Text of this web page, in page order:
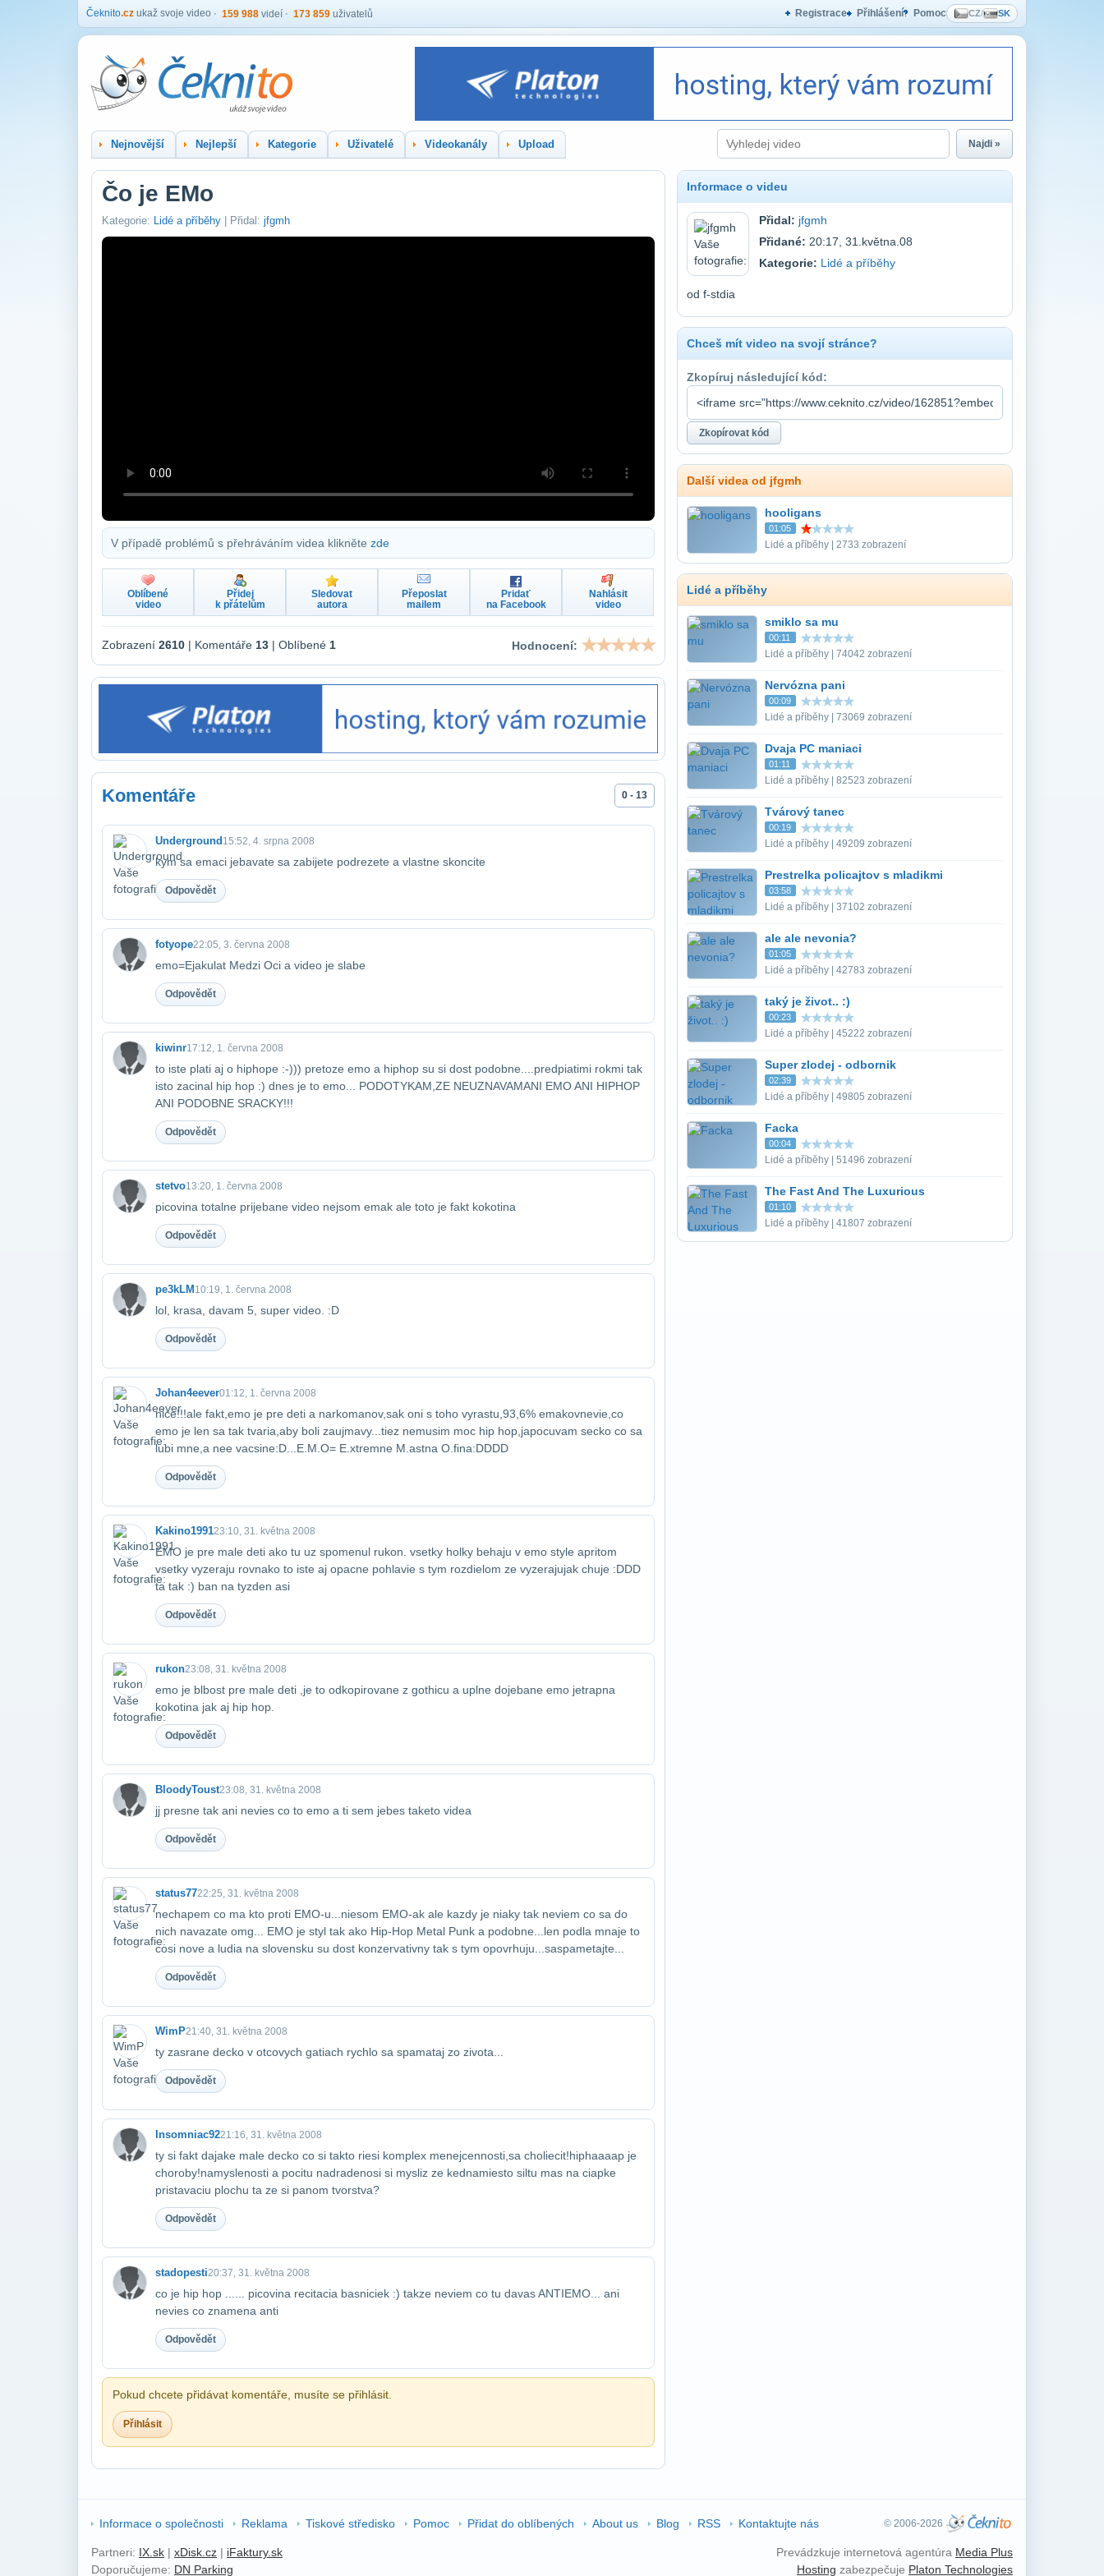
Čeknito.cz ukaž svoje video 159 988 videí 173 859 uživatelů Registrace Přihlášení Pomoc CZ/ SK
Nejnovější Nejlepší Kategorie Uživatelé Videokanály Upload Najdi »
Čo je EMo
Kategorie: Lidé a příběhy | Přidal: jfgmh
V případě problémů s přehráváním videa klikněte zde
Oblíbené
video
Přidej
k přátelům
Sledovat
autora
Přeposlat
mailem
Pridať
na Facebook
Nahlásit
video
Zobrazení 2610 | Komentáře 13 | Oblíbené 1 Hodnocení:
Komentáře 0 - 13
Underground 15:52, 4. srpna 2008
kym sa emaci jebavate sa zabijete podrezete a vlastne skoncite
Odpovědět
fotyope22:05, 3. června 2008
emo=Ejakulat Medzi Oci a video je slabe
Odpovědět
kiwinr17:12, 1. června 2008
to iste plati aj o hiphope :-))) pretoze emo a hiphop su si dost podobne....pred​piatimi rokmi tak
isto zacinal hip hop :) dnes je to emo... PODOTYKAM,ZE NEUZNAVAM​ANI EMO ANI HIPHOP
ANI PODOBNE SRACKY!!!
Odpovědět
stetvo13:20, 1. června 2008
picovina totalne prijebane video nejsom emak ale toto je fakt kokotina
Odpovědět
pe3kLM 10:19, 1. června 2008
lol, krasa, davam 5, super video. :D
Odpovědět
Johan4eever01:12, 1. června 2008
nice!!!ale fakt,emo je pre deti a narkomanov,sak oni s toho vyrastu,93,6% emakov​nevie,co
emo je len sa tak tvaria,aby boli zaujmavy...tiez nemusim moc hip hop,ja​pocuvam secko co sa
lubi mne,a nee vacsine:D...E.M.O= E.xtremne M.astna O.fina:DDDD
Odpovědět
Kakino199123:10, 31. května 2008
EMO je pre male deti ako tu uz spomenul rukon. vsetky holky behaju v emo style a​pritom
vsetky vyzeraju rovnako to iste aj opacne pohlavie s tym rozdielom ze vyzeraju​jak chuje :DDD
ta tak :) ban na tyzden asi
Odpovědět
rukon23:08, 31. května 2008
emo je blbost pre male deti ,je to odkopirovane z gothicu a uplne dojebane emo je​trapna
kokotina jak aj hip hop.
Odpovědět
BloodyToust23:08, 31. května 2008
jj presne tak ani nevies co to emo a ti sem jebes taketo videa
Odpovědět
status7722:25, 31. května 2008
nechapem co ma kto proti EMO-u...niesom EMO-ak ale kazdy je niaky tak neviem co sa do​
nich navazate omg... EMO je styl tak ako Hip-Hop Metal Punk a podobne...len podla mna​je to
cosi nove a ludia na slovensku su dost konzervativny tak s tym opovrhuju...sa​spametajte...
Odpovědět
WimP21:40, 31. května 2008
ty zasrane decko v otcovych gatiach rychlo sa spamataj zo zivota...
Odpovědět
Insomniac9221:16, 31. května 2008
ty si fakt dajake male decko co si takto riesi komplex menejcennosti,sa cho​liecit!hiphaaaap je
choroby!namyslenosti a pocitu nadradenosi si mysliz ze ked​namiesto siltu mas na ciapke
pristavaciu plochu ta ze si panom tvorstva?
Odpovědět
stadopesti20:37, 31. května 2008
co je hip hop ...... picovina recitacia basniciek :) takze neviem co tu davas ANTI​EMO... ani
nevies co znamena anti
Odpovědět
Pokud chcete přidávat komentáře, musíte se přihlásit.
Přihlásit
Informace o videu
Přidal: jfgmh
Přidané: 20:17, 31.května.08
Kategorie: Lidé a příběhy
od f-stdia
Chceš mít video na svojí stránce?
Zkopíruj následující kód:
Další videa od jfgmh
hooligans
01:05
Lidé a příběhy | 2733 zobrazení
Lidé a příběhy
smiklo sa mu
00:11
Lidé a příběhy | 74042 zobrazení
Nervózna pani
00:09
Lidé a příběhy | 73069 zobrazení
Dvaja PC maniaci
01:11
Lidé a příběhy | 82523 zobrazení
Tvárový tanec
00:19
Lidé a příběhy | 49209 zobrazení
Prestrelka policajtov s mladikmi
03:58
Lidé a příběhy | 37102 zobrazení
ale ale nevonia?
01:05
Lidé a příběhy | 42783 zobrazení
taký je život.. :)
00:23
Lidé a příběhy | 45222 zobrazení
Super zlodej - odbornik
02:39
Lidé a příběhy | 49805 zobrazení
Facka
00:04
Lidé a příběhy | 51496 zobrazení
The Fast And The Luxurious
01:10
Lidé a příběhy | 41807 zobrazení
Informace o společnosti Reklama Tiskové středisko Pomoc Přidat do oblíbených About us Blog RSS Kontaktujte nás © 2006-2026
Partneri: IX.sk | xDisk.cz | iFaktury.sk
Doporučujeme: DN Parking
Prevádzkuje internetová agentúra Media Plus
Hosting zabezpečuje Platon Technologies